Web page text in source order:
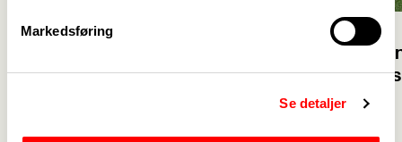
Markedsføring
Se detaljer
23. juli